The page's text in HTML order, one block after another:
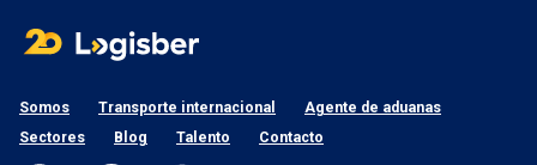
Somos Transporte internacional
Agente de aduanas
Sectores
Blog Talento Contacto